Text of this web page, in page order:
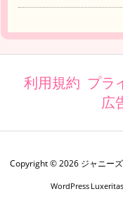
利用規約 プラ
広
Copyright ©2026 ジャニー
WordPress